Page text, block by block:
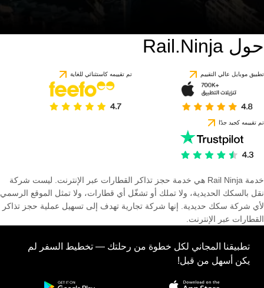
حول Rail.Ninja
تطبيق موبايل عالي التقييم تم تقييمه كاستثنائي للغاية
تم تقييمه كجيد جدًا
خدمة Rail Ninja هي خدمة حجز تذاكر القطارات عبر الإنترنت. ليست شركة
نقل بالسكك الحديدية، ولا تملك أو تشغّل أي قطارات، ولا تمثل الموقع الرسمي
لأي شركة سكك حديدية. إنها شركة تجارية تهدف إلى تسهيل عملية حجز تذاكر
القطارات عبر الإنترنت.
تطبيقنا المجاني لكل خطوة من رحلتك — تخطيط السفر لم
يكن أسهل من قبل!